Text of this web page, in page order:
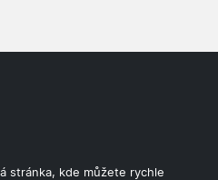
ostatní náklady na cestu
v okolí stadionu se
stránka, kde můžete rychle